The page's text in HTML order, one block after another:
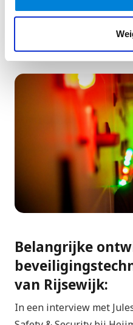
Big Ass Battery, gaan we
Belangrijke
van Rijsewijk:
In een interview met